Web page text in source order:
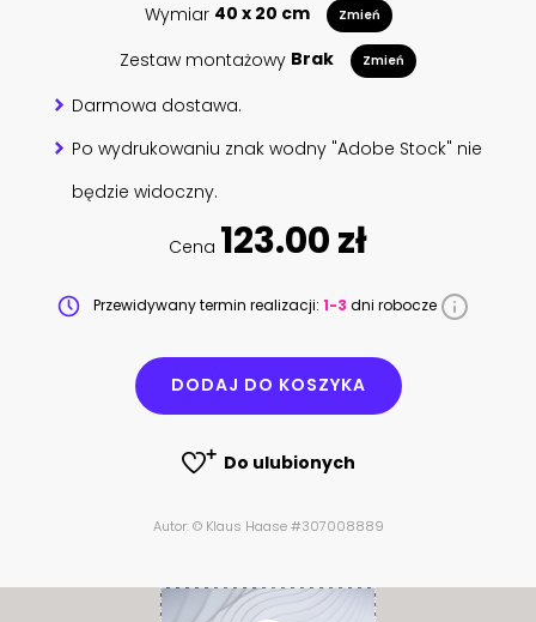
Wymiar 40 x 20 cm Zmień
Zestaw montażowy Brak Zmień
Darmowa dostawa.
Po wydrukowaniu znak wodny "Adobe Stock" nie
będzie widoczny.
Cena 123.00 zł
Przewidywany termin realizacji: 1-3 dni robocze
DODAJ DO KOSZYKA
Do ulubionych
Autor: © Klaus Haase #307008889